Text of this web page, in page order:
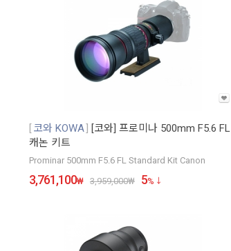
코와 KOWA
[코와] 프로미나 500mm F5.6 FL
캐논 키트
Prominar 500mm F5.6 FL Standard Kit Canon
3,761,100₩ 3,959,000₩ 5%